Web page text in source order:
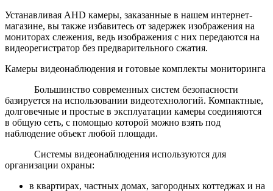
Устанавливая AHD камеры, заказанные в нашем интернет-
магазине, вы также избавитесь от задержек изображения на
мониторах слежения, ведь изображения с них передаются на
видеорегистратор без предварительного сжатия.
Камеры видеонаблюдения и готовые комплекты мониторинга
Большинство современных систем безопасности
базируется на использовании видеотехнологий. Компактные,
долговечные и простые в эксплуатации камеры соединяются
в общую сеть, с помощью которой можно взять под
наблюдение объект любой площади.
Системы видеонаблюдения используются для
организации охраны:
в квартирах, частных домах, загородных коттеджах и на